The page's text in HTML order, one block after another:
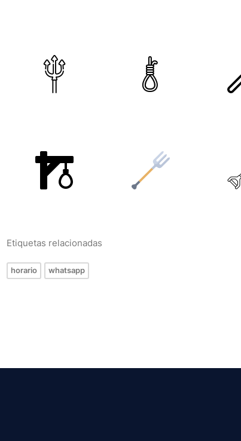
Etiquetas relacionadas
horario whatsapp